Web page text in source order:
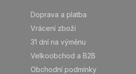
Doprava a platba
Vrácení zboží
31 dní na výměnu
Velkoobchod a B2B
Obchodní podmínky